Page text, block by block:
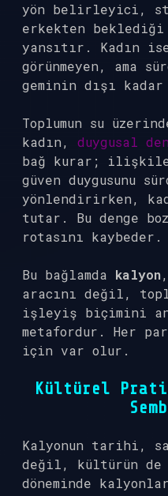
yön belirleyici,
erkekten
yansıtır. Kadın
görünmeyen, ama
geminin dışı
Toplumun su
kadın, duygusal
bağ kurar;
güven duygusunu
yönlendirirken,
tutar. Bu denge
rotasını kaybeder.
Bu bağlamda kalyon
aracını değil,
işleyiş biçimini
metafordur. Her
için var olur.
Kültürel
Kalyonun tarihi,
değil, kültürün de
döneminde